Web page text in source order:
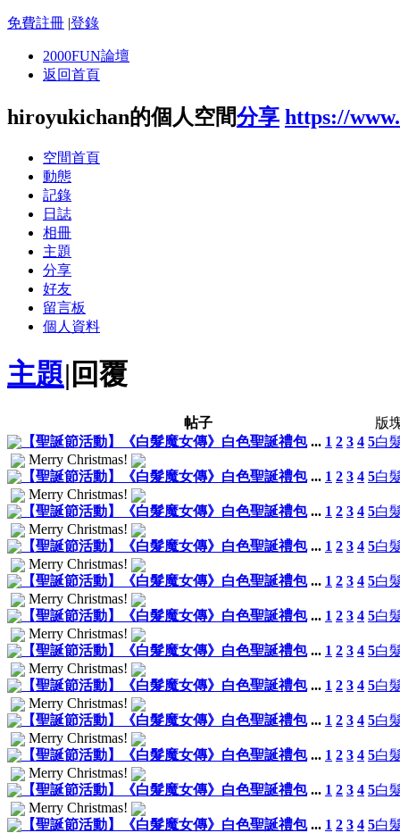
免費註冊 |登錄
2000FUN論壇
返回首頁
hiroyukichan的個人空間分享 https://
空間首頁
動態
記錄
日誌
相冊
主題
分享
好友
留言板
個人資料
主題| 回覆
帖子
版
【聖誕節活動】《白髮魔女傳》白色聖誕禮包 ... 1 2 3 4 5白
Merry Christmas!
【聖誕節活動】《白髮魔女傳》白色聖誕禮包 ... 1 2 3 4 5白
Merry Christmas!
【聖誕節活動】《白髮魔女傳》白色聖誕禮包 ... 1 2 3 4 5白
Merry Christmas!
【聖誕節活動】《白髮魔女傳》白色聖誕禮包 ... 1 2 3 4 5白
Merry Christmas!
【聖誕節活動】《白髮魔女傳》白色聖誕禮包 ... 1 2 3 4 5白
Merry Christmas!
【聖誕節活動】《白髮魔女傳》白色聖誕禮包 ... 1 2 3 4 5白
Merry Christmas!
【聖誕節活動】《白髮魔女傳》白色聖誕禮包 ... 1 2 3 4 5白
Merry Christmas!
【聖誕節活動】《白髮魔女傳》白色聖誕禮包 ... 1 2 3 4 5白
Merry Christmas!
【聖誕節活動】《白髮魔女傳》白色聖誕禮包 ... 1 2 3 4 5白
Merry Christmas!
【聖誕節活動】《白髮魔女傳》白色聖誕禮包 ... 1 2 3 4 5白
Merry Christmas!
【聖誕節活動】《白髮魔女傳》白色聖誕禮包 ... 1 2 3 4 5白
Merry Christmas!
【聖誕節活動】《白髮魔女傳》白色聖誕禮包 ... 1 2 3 4 5白